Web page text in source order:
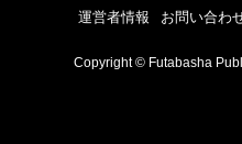
運営者情報
お問い合わ
Copyright © Futabasha